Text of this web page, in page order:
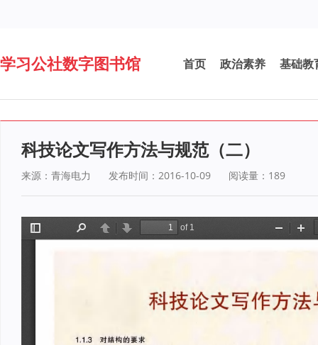
学习公社数字图书馆 首页 政治素养 基础教
科技论文写作方法与规范（二）
来源：青海电力 发布时间：2016-10-09 阅读量： 189